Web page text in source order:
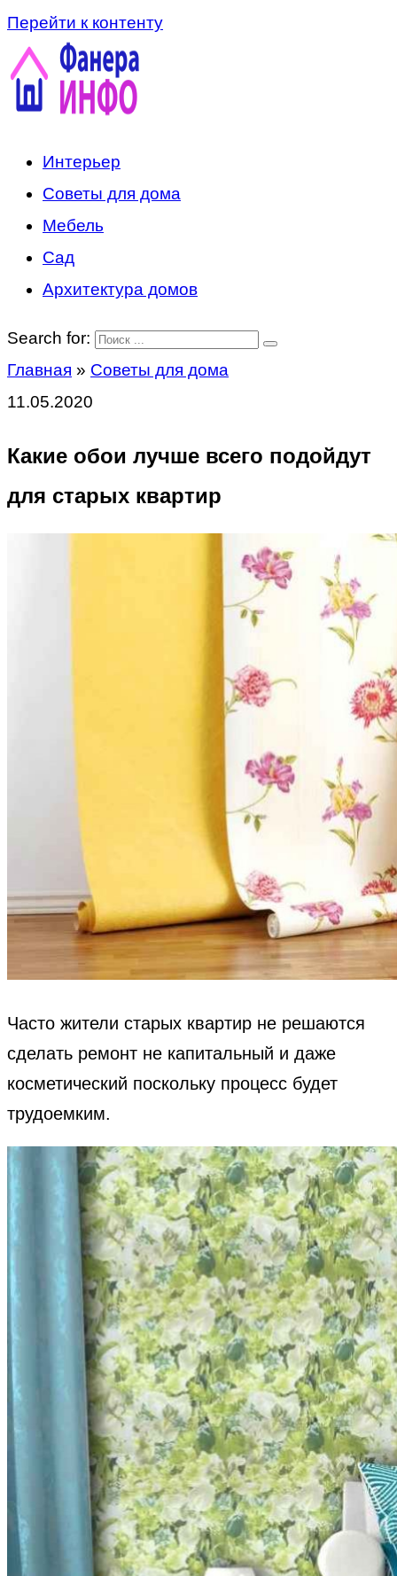
Перейти к контенту
Интерьер
Советы для дома
Мебель
Сад
Архитектура домов
Search for:
Главная » Советы для дома
11.05.2020
Какие обои лучше всего подойдут
для старых квартир
Часто жители старых квартир не решаются
сделать ремонт не капитальный и даже
косметический поскольку процесс будет
трудоемким.